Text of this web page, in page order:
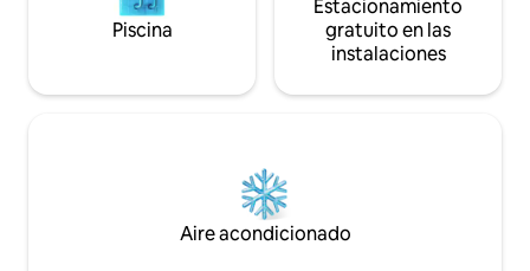
Piscina
Estacionamiento
gratuito en las
instalaciones
Aire acondicionado